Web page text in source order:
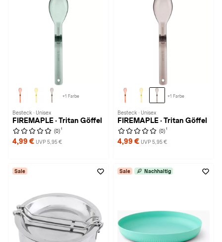
+1 Farbe
Besteck · Unisex
FIREMAPLE · Tritan Göffel
(0) 1
4,99 € UVP 5,95 €
+1 Farbe
Besteck · Unisex
FIREMAPLE · Tritan Göffel
(0) 1
4,99 € UVP 5,95 €
Sale Sale Nachhaltig